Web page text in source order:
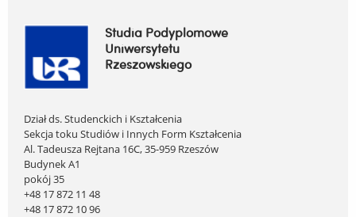
Studia Podyplomowe
Uniwersytetu
Rzeszowskiego
Dział ds. Studenckich i Kształcenia
Sekcja toku Studiów i Innych Form Kształcenia
Al. Tadeusza Rejtana 16C, 35-959 Rzeszów
Budynek A1
pokój 35
+48 17 872 11 48
+48 17 872 10 96